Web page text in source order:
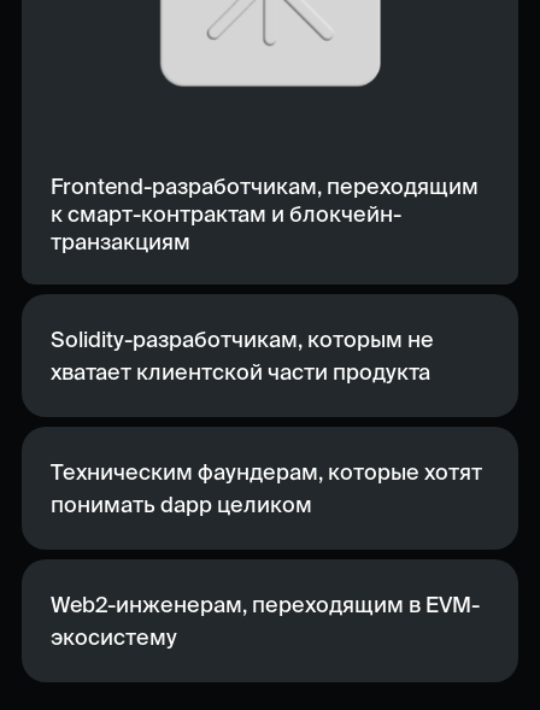
Frontend-разработчикам, переходящим
к смарт-контрактам и блокчейн-
транзакциям
Solidity-разработчикам, которым не
хватает клиентской части продукта
Техническим фаундерам, которые хотят
понимать dapp целиком
Web2-инженерам, переходящим в EVM-
экосистему